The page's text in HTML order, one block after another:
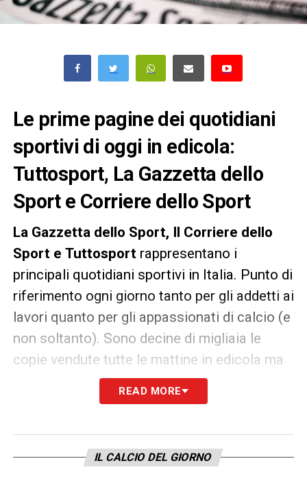
Le prime pagine dei quotidiani
sportivi di oggi in edicola:
Tuttosport, La Gazzetta dello
Sport e Corriere dello Sport
La Gazzetta dello Sport, Il Corriere dello
Sport e Tuttosportrappresentano i
principali quotidiani sportivi in Italia. Punto di
riferimento ogni giorno tanto per gli addetti ai
lavori quanto per gli appassionati di calcio (e
non soltanto). Sono decine di migliaia le
copie vendute tutte le mattine in edicola ma
un’anteprima dei principali contenuti può
essere consultata già dalla sera precedente.
READ MORE
IL CALCIO DEL GIORNO